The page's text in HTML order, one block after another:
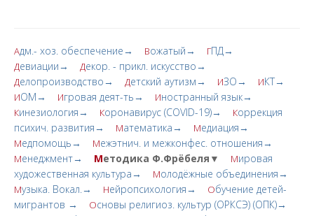
Адм.- хоз. обеспечение→ Вожатый→ ГПД→
Девиации→ Декор. - прикл. искусство→
Делопроизводство→ Детский аутизм→ ИЗО→ ИКТ→
ИОМ→ Игровая деят-ть→ Иностранный язык→
Кинезиология→ Коронавирус (COVID-19)→ Коррекция
психич. развития→
Математика→ Медиация→
Медпомощь→ Межэтнич. и межконфес. отношения→
Менеджмент→ Методика Ф.Фрёбеля▼ Мировая
художественная культура→
Молодёжные объединения→
Музыка. Вокал.→ Нейропсихология→ Обучение детей-
мигрантов →
Основы религиоз. культур (ОРКСЭ) (ОПК)→